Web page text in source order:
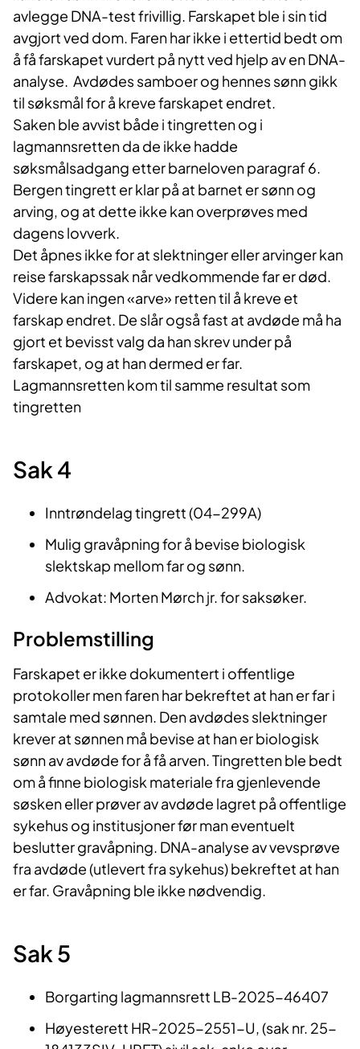
avlegge DNA-test frivillig. Farskapet ble i sin tid
avgjort ved dom. Faren har ikke i ettertid bedt om
å få farskapet vurdert på nytt ved hjelp av en DNA-
analyse. Avdødes samboer og hennes sønn gikk
til søksmål for å kreve farskapet endret.
Saken ble avvist både i tingretten og i
lagmannsretten da de ikke hadde
søksmålsadgang etter barneloven paragraf 6.
Bergen tingrett er klar på at barnet er sønn og
arving, og at dette ikke kan overprøves med
dagens lovverk.
Det åpnes ikke for at slektninger eller arvinger kan
reise farskapssak når vedkommende far er død.
Videre kan ingen «arve» retten til å kreve et
farskap endret. De slår også fast at avdøde må ha
gjort et bevisst valg da han skrev under på
farskapet, og at han dermed er far.
Lagmannsretten kom til samme resultat som
tingretten
Sak 4
Inntrøndelag tingrett (04-299A)
Mulig gravåpning for å bevise biologisk
slektskap mellom far og sønn.
Advokat: Morten Mørch jr. for saksøker.
Problemstilling
Farskapet er ikke dokumentert i offentlige
protokoller men faren har bekreftet at han er far i
samtale med sønnen. Den avdødes slektninger
krever at sønnen må bevise at han er biologisk
sønn av avdøde for å få arven. Tingretten ble bedt
om å finne biologisk materiale fra gjenlevende
søsken eller prøver av avdøde lagret på offentlige
sykehus og institusjoner før man eventuelt
beslutter gravåpning. DNA-analyse av vevsprøve
fra avdøde (utlevert fra sykehus) bekreftet at han
er far. Gravåpning ble ikke nødvendig.
Sak 5
Borgarting lagmannsrett LB-2025-46407
Høyesterett HR-2025-2551-U,(sak nr. 25-